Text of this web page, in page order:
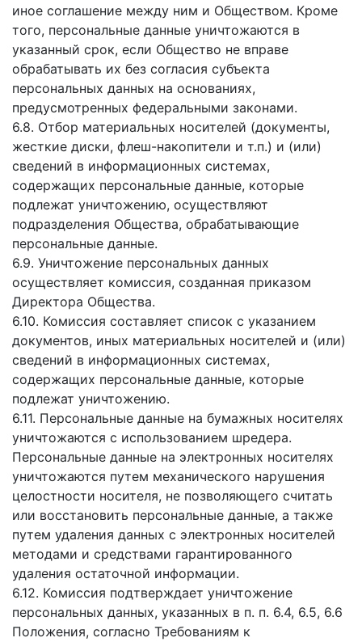
иное соглашение между ним и Обществом. Кроме
того, персональные данные уничтожаются в
указанный срок, если Общество не вправе
обрабатывать их без согласия субъекта
персональных данных на основаниях,
предусмотренных федеральными законами.
6.8. Отбор материальных носителей (документы,
жесткие диски, флеш-накопители и т.п.) и (или)
сведений в информационных системах,
содержащих персональные данные, которые
подлежат уничтожению, осуществляют
подразделения Общества, обрабатывающие
персональные данные.
6.9. Уничтожение персональных данных
осуществляет комиссия, созданная приказом
Директора Общества.
6.10. Комиссия составляет список с указанием
документов, иных материальных носителей и (или)
сведений в информационных системах,
содержащих персональные данные, которые
подлежат уничтожению.
6.11. Персональные данные на бумажных носителях
уничтожаются с использованием шредера.
Персональные данные на электронных носителях
уничтожаются путем механического нарушения
целостности носителя, не позволяющего считать
или восстановить персональные данные, а также
путем удаления данных с электронных носителей
методами и средствами гарантированного
удаления остаточной информации.
6.12. Комиссия подтверждает уничтожение
персональных данных, указанных в п. п. 6.4, 6.5, 6.6
Положения, согласно Требованиям к